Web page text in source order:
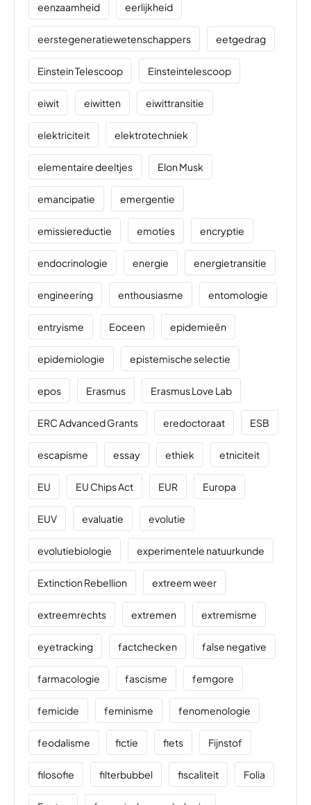
eenzaamheid eerlijkheid
eerstegeneratiewetenschappers eetgedrag
Einstein Telescoop Einsteintelescoop
eiwit eiwitten eiwittransitie
elektriciteit elektrotechniek
elementaire deeltjes Elon Musk
emancipatie emergentie
emissiereductie emoties encryptie
endocrinologie energie energietransitie
engineering enthousiasme entomologie
entryisme Eoceen epidemieën
epidemiologie epistemische selectie
epos Erasmus Erasmus Love Lab
ERC Advanced Grants eredoctoraat ESB
escapisme essay ethiek etniciteit
EU EU Chips Act EUR Europa
EUV evaluatie evolutie
evolutiebiologie experimentele natuurkunde
Extinction Rebellion extreem weer
extreemrechts extremen extremisme
eyetracking factchecken false negative
farmacologie fascisme femgore
femicide feminisme fenomenologie
feodalisme fictie fiets Fijnstof
filosofie filterbubbel fiscaliteit Folia